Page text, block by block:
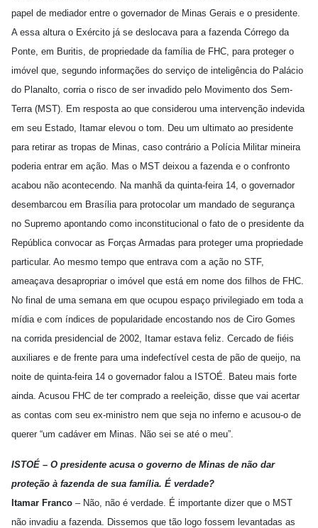
papel de mediador entre o governador de Minas Gerais e o presidente.
A essa altura o Exército já se deslocava para a fazenda Córrego da
Ponte, em Buritis, de propriedade da família de FHC, para proteger o
imóvel que, segundo informações do serviço de inteligência do Palácio
do Planalto, corria o risco de ser invadido pelo Movimento dos Sem-
Terra (MST). Em resposta ao que considerou uma intervenção indevida
em seu Estado, Itamar elevou o tom. Deu um ultimato ao presidente
para retirar as tropas de Minas, caso contrário a Polícia Militar mineira
poderia entrar em ação. Mas o MST deixou a fazenda e o confronto
acabou não acontecendo. Na manhã da quinta-feira 14, o governador
desembarcou em Brasília para protocolar um mandado de segurança
no Supremo apontando como inconstitucional o fato de o presidente da
República convocar as Forças Armadas para proteger uma propriedade
particular. Ao mesmo tempo que entrava com a ação no STF,
ameaçava desapropriar o imóvel que está em nome dos filhos de FHC.
No final de uma semana em que ocupou espaço privilegiado em toda a
mídia e com índices de popularidade encostando nos de Ciro Gomes
na corrida presidencial de 2002, Itamar estava feliz. Cercado de fiéis
auxiliares e de frente para uma indefectível cesta de pão de queijo, na
noite de quinta-feira 14 o governador falou a ISTOÉ. Bateu mais forte
ainda. Acusou FHC de ter comprado a reeleição, disse que vai acertar
as contas com seu ex-ministro nem que seja no inferno e acusou-o de
querer “um cadáver em Minas. Não sei se até o meu”.
ISTOÉ – O presidente acusa o governo de Minas de não dar
proteção à fazenda de sua família. É verdade?
Itamar Franco – Não, não é verdade. É importante dizer que o MST
não invadiu a fazenda. Dissemos que tão logo fossem levantadas as